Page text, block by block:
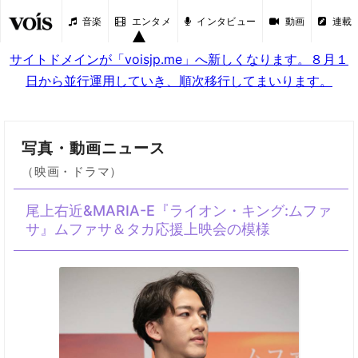
音楽 エンタメ インタビュー 動画 連載
サイトドメインが「voisjp.me」へ新しくなります。８月１
日から並行運用していき、順次移行してまいります。
写真・動画ニュース
（映画・ドラマ）
尾上右近&MARIA-E『ライオン・キング:ムファ
サ』ムファサ＆タカ応援上映会の模様